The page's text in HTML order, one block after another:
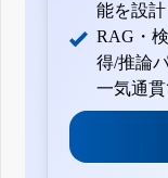
能を設
RAG・
得/推論
一気通貫